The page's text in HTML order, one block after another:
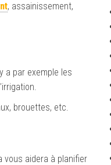
, assainissement,
a par exemple les
brouettes, etc.
vous aidera à planifier